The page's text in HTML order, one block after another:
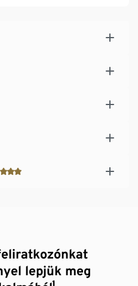
lepjük meg